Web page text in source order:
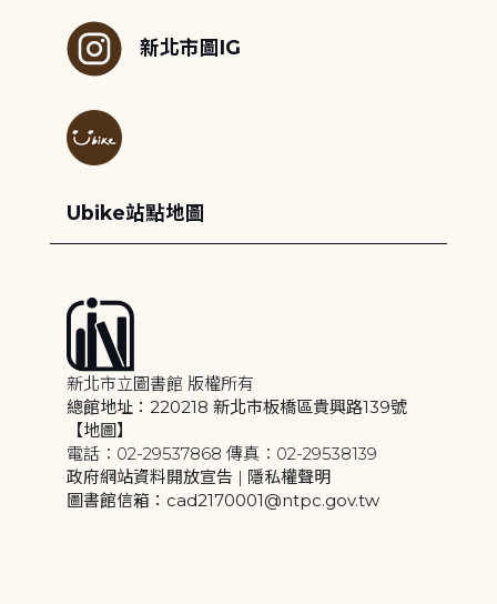
新北市圖IG
Ubike站點地圖
新北市立圖書館 版權所有
總館地址：220218 新北市板橋區貴興路139號
【地圖】
電話：02-29537868 傳真：02-29538139
政府網站資料開放宣告 | 隱私權聲明
圖書館信箱：cad2170001@ntpc.gov.tw